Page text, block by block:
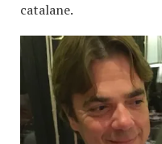
catalane.